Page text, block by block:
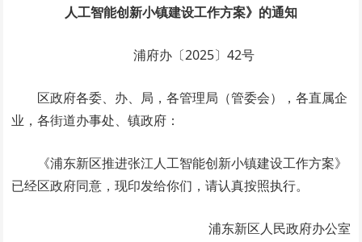
人工智能创新小镇建设工作方案》的通知
浦府办〔2025〕42号
区政府各委、办、局，各管理局（管委会），各直属企
业，各街道办事处、镇政府：
《浦东新区推进张江人工智能创新小镇建设工作方案》
已经区政府同意，现印发给你们，请认真按照执行。
浦东新区人民政府办公室